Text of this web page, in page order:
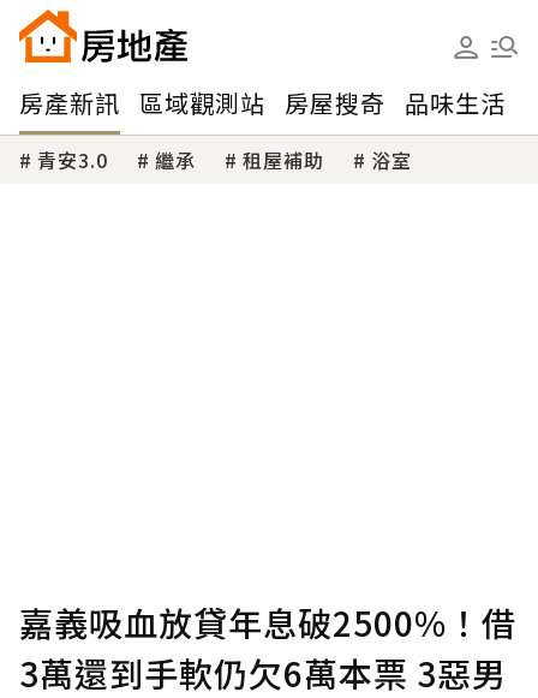
房產新訊 區域觀測站 房屋搜奇 品味生活
青安3.0 繼承 租屋補助 浴室
嘉義吸血放貸年息破2500%！借
3萬還到手軟仍欠6萬本票 3惡男